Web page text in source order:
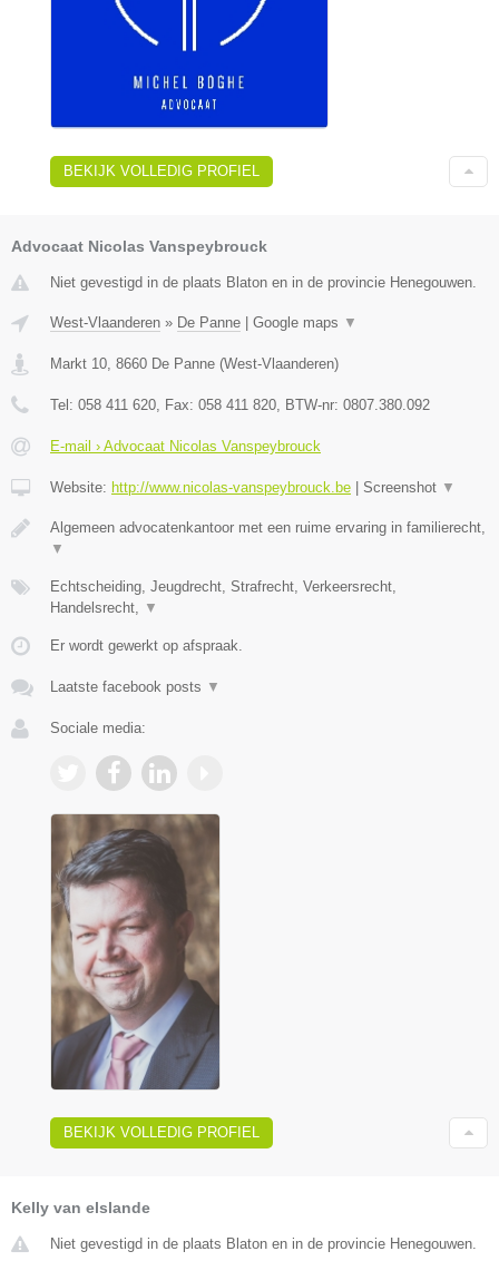
BEKIJK VOLLEDIG PROFIEL
Advocaat Nicolas Vanspeybrouck
Niet gevestigd in de plaats Blaton en in de provincie Henegouwen.
West-Vlaanderen » De Panne Google maps ▼
Markt 10, 8660 De Panne (West-Vlaanderen)
Tel: 058 411 620, Fax: 058 411 820, BTW-nr: 0807.380.092
E-mail › Advocaat Nicolas Vanspeybrouck
Website: http://www.nicolas-vanspeybrouck.be Screenshot ▼
Algemeen advocatenkantoor met een ruime ervaring in familierecht,
▼
Echtscheiding, Jeugdrecht, Strafrecht, Verkeersrecht,
Handelsrecht, ▼
Er wordt gewerkt op afspraak.
Laatste facebook posts ▼
Sociale media:
BEKIJK VOLLEDIG PROFIEL
Kelly van elslande
Niet gevestigd in de plaats Blaton en in de provincie Henegouwen.